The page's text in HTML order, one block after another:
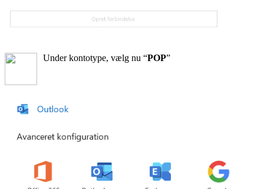
Under kontotype, vælg nu “POP”